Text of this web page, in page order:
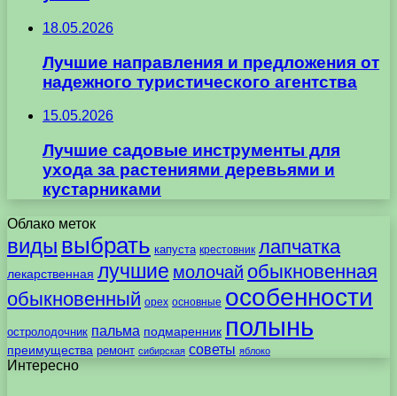
18.05.2026
Лучшие направления и предложения от
надежного туристического агентства
15.05.2026
Лучшие садовые инструменты для
ухода за растениями деревьями и
кустарниками
Облако меток
виды выбрать капуста крестовник лапчатка
лекарственная лучшие молочай обыкновенная
обыкновенный орех основные особенности
остролодочник пальма подмаренник полынь
преимущества ремонт сибирская советы яблоко
Интересно